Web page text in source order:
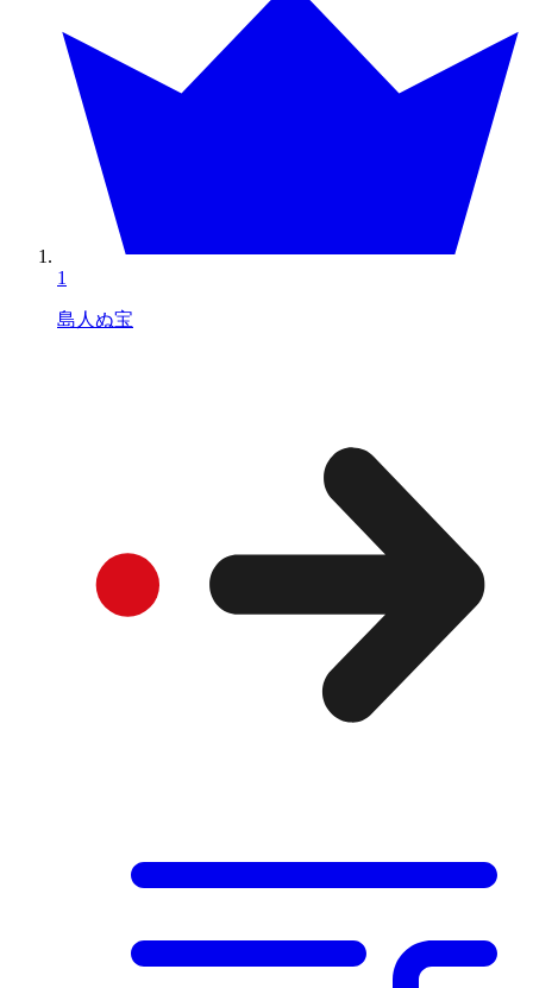
1
島人ぬ宝